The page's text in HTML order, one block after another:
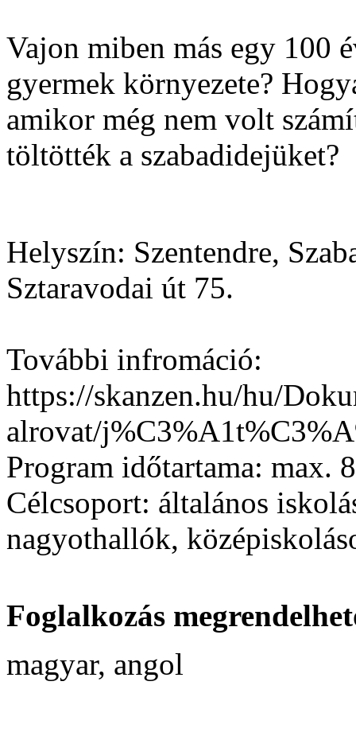
Vajon miben más egy 100
gyermek környezete?
amikor még nem volt
töltötték a szabadidejüket?
Helyszín: Szentendre,
Sztaravodai út 75.
További infromáció:
https://skanzen.hu/hu/
alrovat/
Program időtartama: max.
Célcsoport: általános
nagyothallók,
Foglalkozás
magyar, angol